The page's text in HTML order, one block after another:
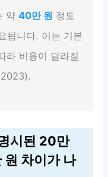
약40만 원 정도
됩니다. 이는 기본
라 비용이 달라질
시된 20만
원 차이가 나